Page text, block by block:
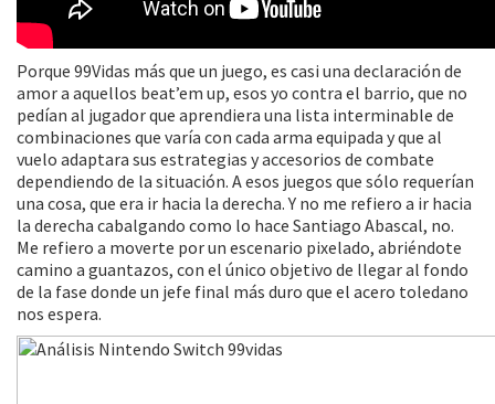
Porque 99Vidas más que un juego, es casi una declaración de
amor a aquellos beat’em up, esos yo contra el barrio, que no
pedían al jugador que aprendiera una lista interminable de
combinaciones que varía con cada arma equipada y que al
vuelo adaptara sus estrategias y accesorios de combate
dependiendo de la situación. A esos juegos que sólo requerían
una cosa, que era ir hacia la derecha. Y no me refiero a ir hacia
la derecha cabalgando como lo hace Santiago Abascal, no.
Me refiero a moverte por un escenario pixelado, abriéndote
camino a guantazos, con el único objetivo de llegar al fondo
de la fase donde un jefe final más duro que el acero toledano
nos espera.